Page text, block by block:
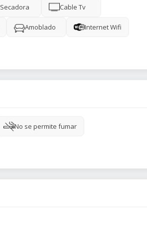
Secadora Cable Tv
Amoblado Internet Wifi
No se permite fumar